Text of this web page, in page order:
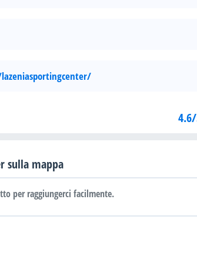
sulla mappa
per raggiungerci facilmente.